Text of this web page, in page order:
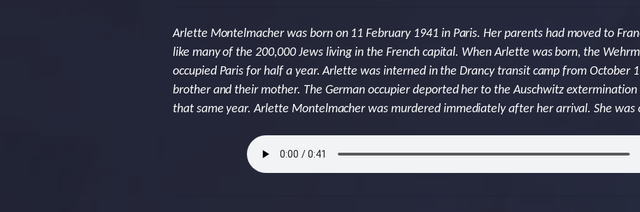
Arlette Montelmacher was born on 11 February 1941 in Paris. Her parents had moved to
like many of the 200,000 Jews living in the French capital. When Arlette was born, the
occupied Paris for half a year. Arlette was interned in the Drancy transit camp from October
brother and their mother. The German occupier deported her to the Auschwitz
that same year. Arlette Montelmacher was murdered immediately after her arrival. She was